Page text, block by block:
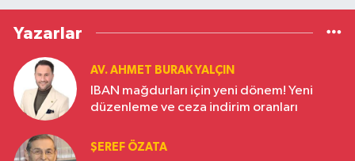
Yazarlar
AV. AHMET BURAK YALÇIN
IBAN mağdurları için yeni dönem! Yeni
düzenleme ve ceza indirim oranları
ŞEREF ÖZATA